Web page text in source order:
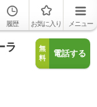
履歴 お気に入り メニュー
ラ
無
料
電話する